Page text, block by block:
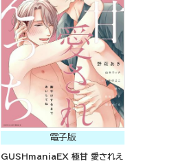
電子版
GUSHmaniaEX 極甘 愛されえ